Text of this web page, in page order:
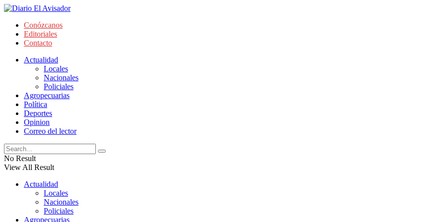
Conózcanos
Editoriales
Contacto
Actualidad
Locales
Nacionales
Policiales
Agropecuarias
Política
Deportes
Opinion
Correo del lector
No Result
View All Result
Actualidad
Locales
Nacionales
Policiales
Agropecuarias